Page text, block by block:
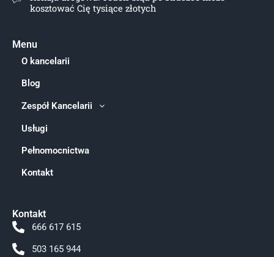
kosztować Cię tysiące złotych
Menu
O kancelarii
Blog
Zespół Kancelarii
Usługi
Pełnomocnictwa
Kontakt
Kontakt
666 617 615
503 165 944